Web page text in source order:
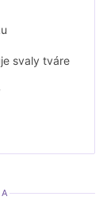
svaly tváre